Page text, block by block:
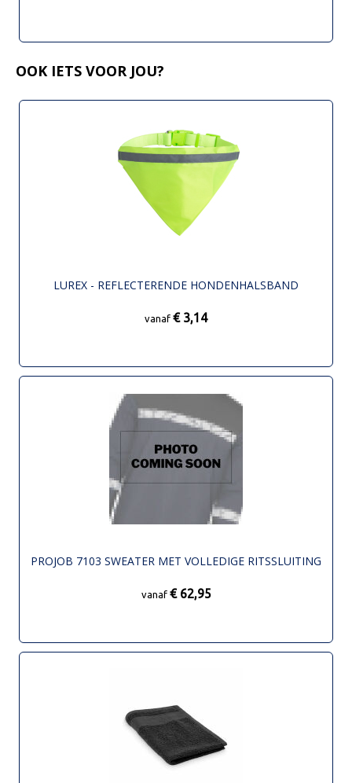
OOK IETS VOOR JOU?
LUREX - REFLECTERENDE HONDENHALSBAND
vanaf € 3,14
PROJOB 7103 SWEATER MET VOLLEDIGE RITSSLUITING
vanaf € 62,95